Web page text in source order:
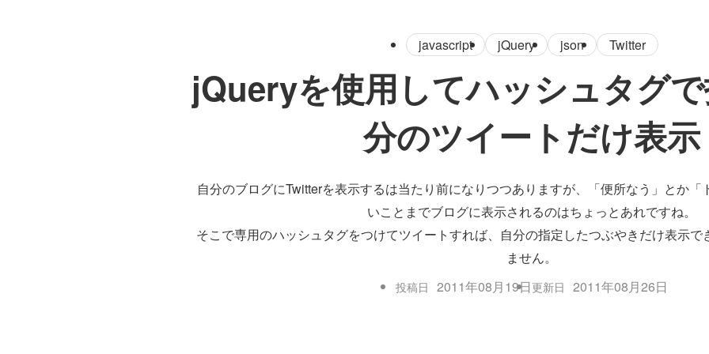
javascript jQuery json Twitter
jQueryを使用してハッシュタグ
分のツイートだけ表示
自分のブログにTwitterを表示するは当たり前になりつつありますが、「便所なう」とか
いことまでブログに表示されるのはちょっとあれですね。
そこで専用のハッシュタグをつけてツイートすれば、自分の指定したつぶやきだけ表示
ません。
投稿日 2011年08月19日更新日 2011年08月26日